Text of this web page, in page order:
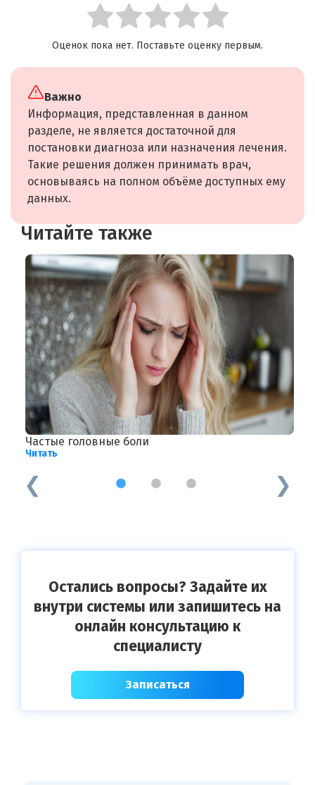
Оценок пока нет. Поставьте оценку первым.
Важно
Информация, представленная в данном
разделе, не является достаточной для
постановки диагноза или назначения лечения.
Такие решения должен принимать врач,
основываясь на полном объёме доступных ему
данных.
Читайте также
Частые головные боли
Читать
1 2 3
Остались вопросы? Задайте их
внутри системы или запишитесь на
онлайн консультацию к
специалисту
Записаться